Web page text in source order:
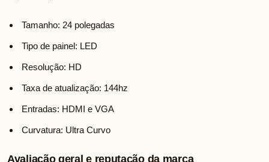
Tamanho: 24 polegadas
Tipo de painel: LED
Resolução: HD
Taxa de atualização: 144hz
Entradas: HDMI e VGA
Curvatura: Ultra Curvo
Avaliação geral e reputação da marca